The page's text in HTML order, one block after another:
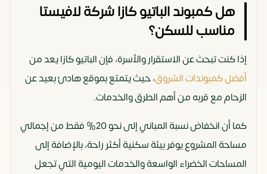
هل كمبوند الباتيو كازا شركة لافيستا
مناسب للسكن؟
إذا كنت تبحث عن الاستقرار والأسرة، فإن الباتيو كازا يعد من
أفضل كمبوندات الشروق، حيث يتمتع بموقع هادئ بعيد عن
الزحام مع قربه من أهم الطرق والخدمات.
كما أن انخفاض نسبة المباني إلى نحو 20% فقط من إجمالي
مساحة المشروع يوفر بيئة سكنية أكثر راحة، بالإضافة إلى
المساحات الخضراء الواسعة والخدمات اليومية التي تجعل